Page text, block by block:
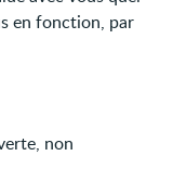
en fonction, par
non